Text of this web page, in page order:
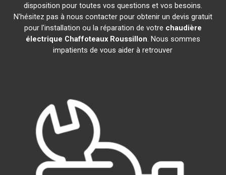
disposition pour toutes vos questions et vos besoins.
N'hésitez pas à nous contacter pour obtenir un devis gratuit
pour l'installation ou la réparation de votre chaudière
électrique Chaffoteaux Roussillon. Nous sommes
impatients de vous aider à retrouver